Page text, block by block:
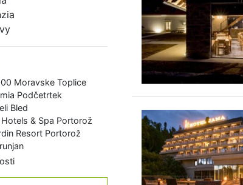
Moravske Toplice
Podčetrtek
Bled
& Spa Portorož
Resort Portorož